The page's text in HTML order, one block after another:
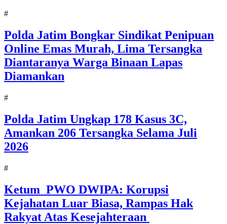
#
Polda Jatim Bongkar Sindikat Penipuan
Online Emas Murah, Lima Tersangka
Diantaranya Warga Binaan Lapas
Diamankan
#
Polda Jatim Ungkap 178 Kasus 3C,
Amankan 206 Tersangka Selama Juli
2026
#
Ketum PWO DWIPA: Korupsi
Kejahatan Luar Biasa, Rampas Hak
Rakyat Atas Kesejahteraan